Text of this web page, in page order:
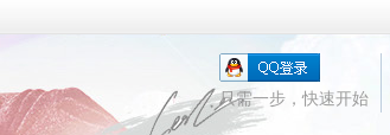
只需一步，快速开始